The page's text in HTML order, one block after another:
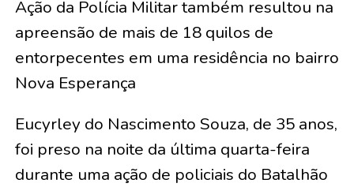
Ação da Polícia Militar também resultou na
apreensão de mais de 18 quilos de
entorpecentes em uma residência no bairro
Nova Esperança
Eucyrley do Nascimento Souza, de 35 anos,
foi preso na noite da última quarta-feira
durante uma ação de policiais do Batalhão